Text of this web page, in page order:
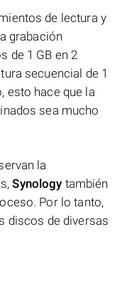
de lectura y
grabación
de 1 GB en 2
secuencial de 1
esto hace que la
sea mucho
la
Synology también
Por lo tanto,
discos de diversas